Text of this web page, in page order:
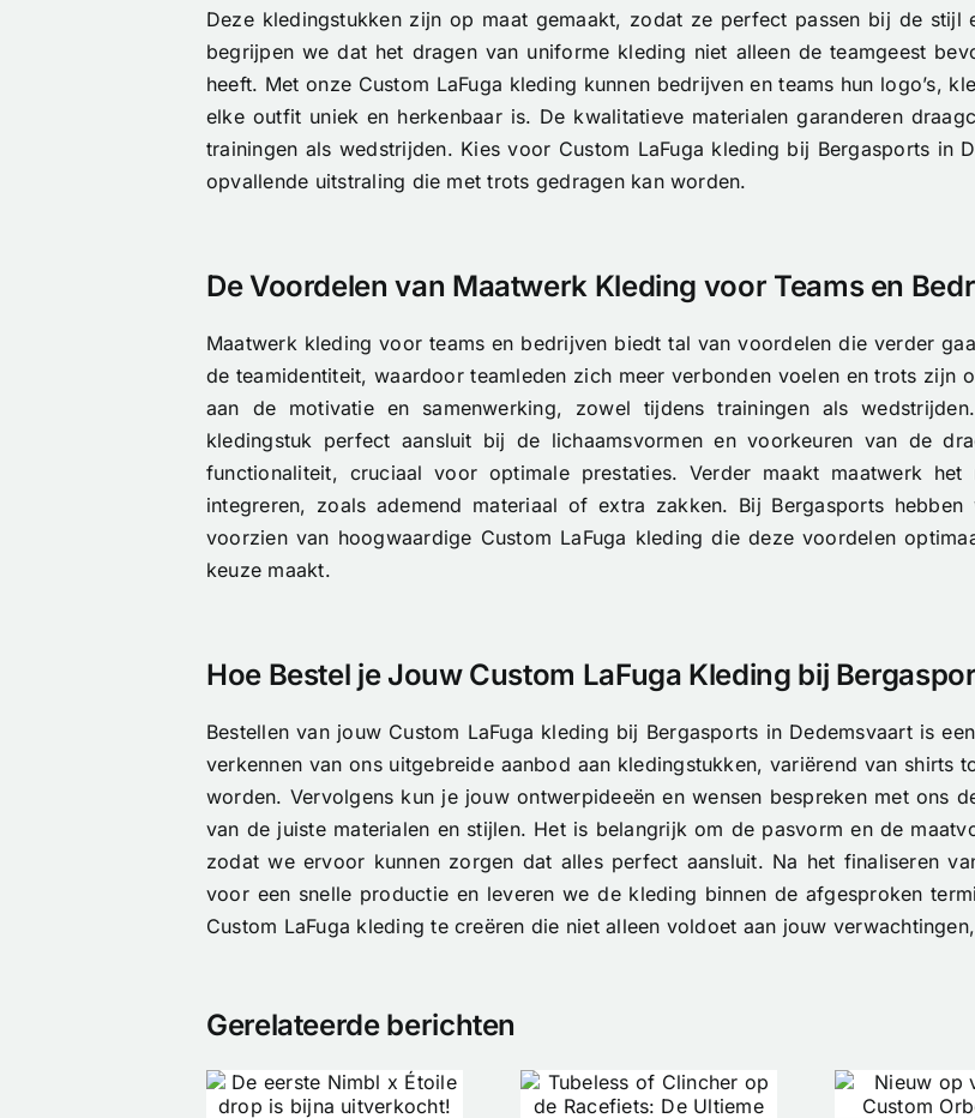
Deze kledingstukken zijn op maat gemaakt, zodat ze perfect passen bij de stijl
begrijpen we dat het dragen van uniforme kleding niet alleen de teamgeest
heeft. Met onze Custom LaFuga kleding kunnen bedrijven en teams hun logo’s,
elke outfit uniek en herkenbaar is. De kwalitatieve materialen garanderen
trainingen als wedstrijden. Kies voor Custom LaFuga kleding bij Bergasports in
opvallende uitstraling die met trots gedragen kan worden.
De Voordelen van Maatwerk Kleding voor Teams en
Maatwerk kleding voor teams en bedrijven biedt tal van voordelen die verder
de teamidentiteit, waardoor teamleden zich meer verbonden voelen en trots zijn
aan de motivatie en samenwerking, zowel tijdens trainingen als
kledingstuk perfect aansluit bij de lichaamsvormen en voorkeuren van de
functionaliteit, cruciaal voor optimale prestaties. Verder maakt maatwerk
integreren, zoals ademend materiaal of extra zakken. Bij Bergasports
voorzien van hoogwaardige Custom LaFuga kleding die deze voordelen
keuze maakt.
Hoe Bestel je Jouw Custom LaFuga Kleding bij
Bestellen van jouw Custom LaFuga kleding bij Bergasports in Dedemsvaart is
verkennen van ons uitgebreide aanbod aan kledingstukken, variërend van shirts
worden. Vervolgens kun je jouw ontwerpideeën en wensen bespreken met ons
van de juiste materialen en stijlen. Het is belangrijk om de pasvorm en de
zodat we ervoor kunnen zorgen dat alles perfect aansluit. Na het finaliseren
voor een snelle productie en leveren we de kleding binnen de afgesproken
Custom LaFuga kleding te creëren die niet alleen voldoet aan jouw
Gerelateerde berichten
Tubeless of
Clincher op de
Racefiets: De
Nieuw op
voorraad –